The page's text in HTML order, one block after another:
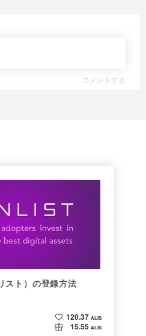
コメントする
ト）の登録方法
120.37 ALIS
15.55 ALIS